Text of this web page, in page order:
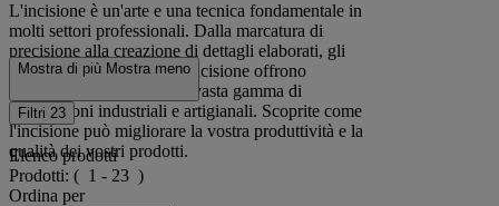
L'incisione è un'arte e una tecnica fondamentale in
molti settori professionali. Dalla marcatura di
precisione alla creazione di dettagli elaborati, gli
strumenti e le tecniche di incisione offrono
soluzioni versatili per una vasta gamma di
applicazioni industriali e artigianali. Scoprite come
l'incisione può migliorare la vostra produttività e la
qualità dei vostri prodotti.
Mostra di più Mostra meno
Filtri 23
Elenco prodotti
Prodotti: ( 1 - 23 )
Ordina per